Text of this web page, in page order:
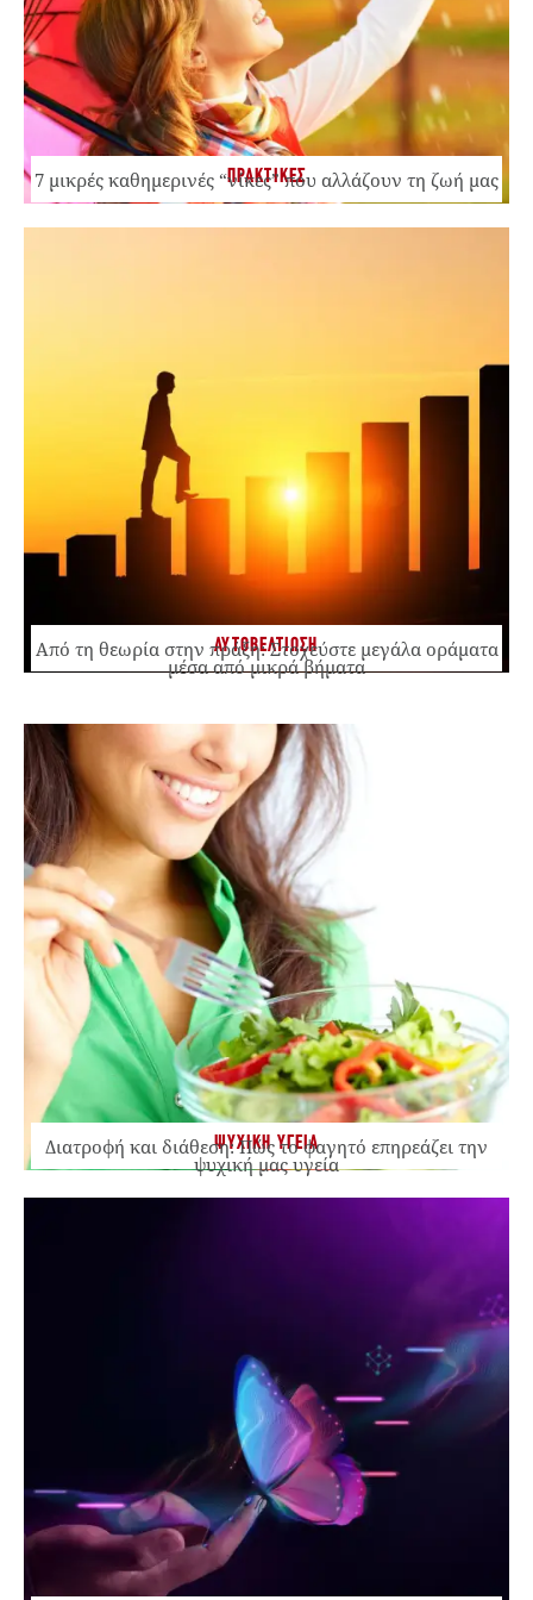
ΠΡΑΚΤΙΚΕΣ
7 μικρές καθημερινές “νίκες” που αλλάζουν τη ζωή μας
ΑΥΤΟΒΕΛΤΙΩΣΗ
Από τη θεωρία στην πράξη: Στοχεύστε μεγάλα οράματα
μέσα από μικρά βήματα
ΨΥΧΙΚΗ ΥΓΕΙΑ
Διατροφή και διάθεση: Πώς το φαγητό επηρεάζει την
ψυχική μας υγεία